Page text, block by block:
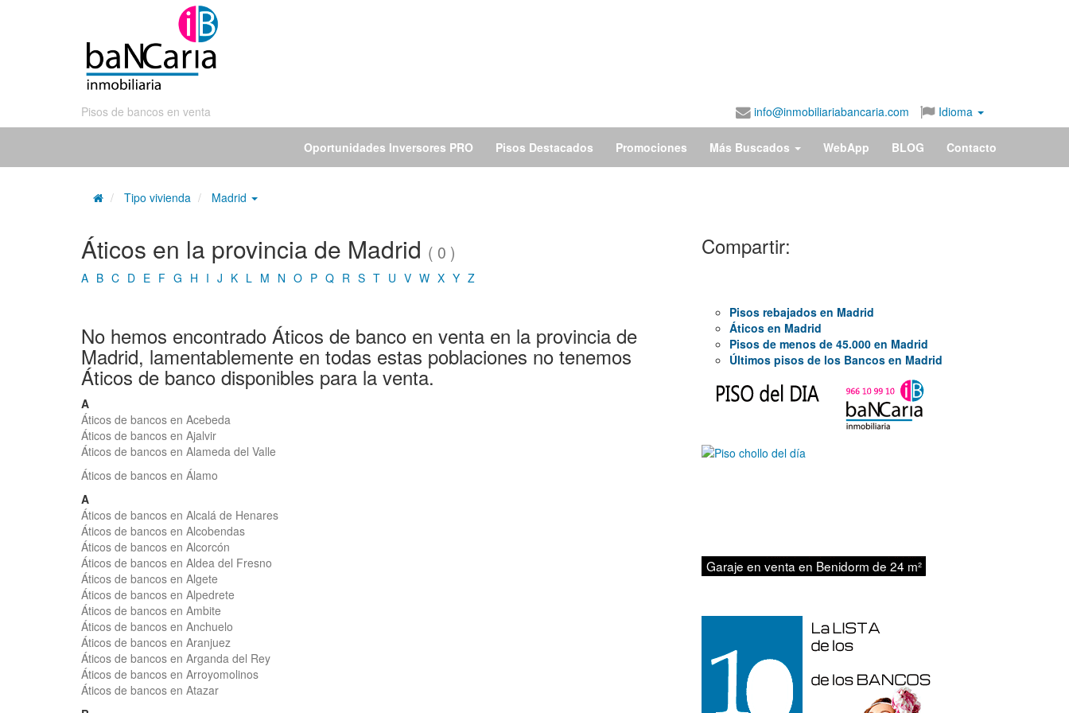
Pisos de bancos en venta info@inmobiliariabancaria.com Idioma
Oportunidades Inversores PRO Pisos Destacados Promociones Más Buscados WebApp BLOG Contacto
Tipo vivienda Madrid
Áticos en la provincia de Madrid ( 0 )
A B C D E F G H I J K L M N O P Q R S T U V W X Y Z
No hemos encontrado Áticos de banco en venta en la provincia de
Madrid, lamentablemente en todas estas poblaciones no tenemos
Áticos de banco disponibles para la venta.
A
Áticos de bancos en Acebeda
Áticos de bancos en Ajalvir
Áticos de bancos en Alameda del Valle
Áticos de bancos en Álamo
A
Áticos de bancos en Alcalá de Henares
Áticos de bancos en Alcobendas
Áticos de bancos en Alcorcón
Áticos de bancos en Aldea del Fresno
Áticos de bancos en Algete
Áticos de bancos en Alpedrete
Áticos de bancos en Ambite
Áticos de bancos en Anchuelo
Áticos de bancos en Aranjuez
Áticos de bancos en Arganda del Rey
Áticos de bancos en Arroyomolinos
Áticos de bancos en Atazar
Compartir:
Pisos rebajados en Madrid
Áticos en Madrid
Pisos de menos de 45.000 en Madrid
Últimos pisos de los Bancos en Madrid
Garaje en venta en Benidorm de 24 m²